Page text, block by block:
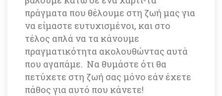
πράγματα που θέλουμε στη ζωή μας για
να είμαστε ευτυχισμένοι, και στο
τέλος απλά να τα κάνουμε
πραγματικότητα ακολουθώντας αυτά
που αγαπάμε. Να θυμάστε ότι θα
πετύχετε στη ζωή σας μόνο εάν έχετε
πάθος για αυτό που κάνετε!